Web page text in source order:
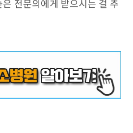
전문의에게 받으시는 걸 추